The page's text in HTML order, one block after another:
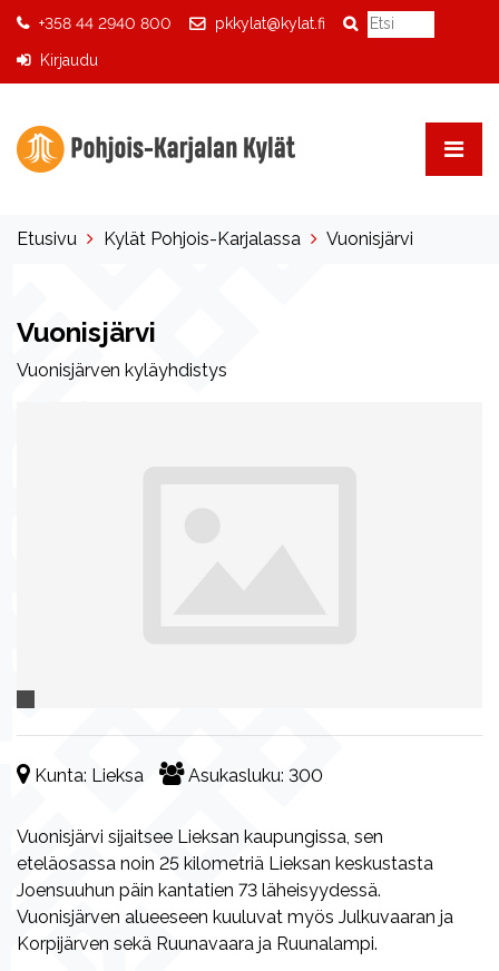
+358 44 2940 800 pkkylat@kylat.fi
Kirjaudu
Etusivu Kylät Pohjois-Karjalassa Vuonisjärvi
Vuonisjärvi
Vuonisjärven kyläyhdistys
Kunta: Lieksa Asukasluku: 300
Vuonisjärvi sijaitsee Lieksan kaupungissa, sen
eteläosassa noin 25 kilometriä Lieksan keskustasta
Joensuuhun päin kantatien 73 läheisyydessä.
Vuonisjärven alueeseen kuuluvat myös Julkuvaaran ja
Korpijärven sekä Ruunavaara ja Ruunalampi.